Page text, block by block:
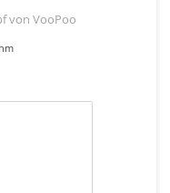
von VooPoo